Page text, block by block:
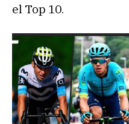
el Top 10.